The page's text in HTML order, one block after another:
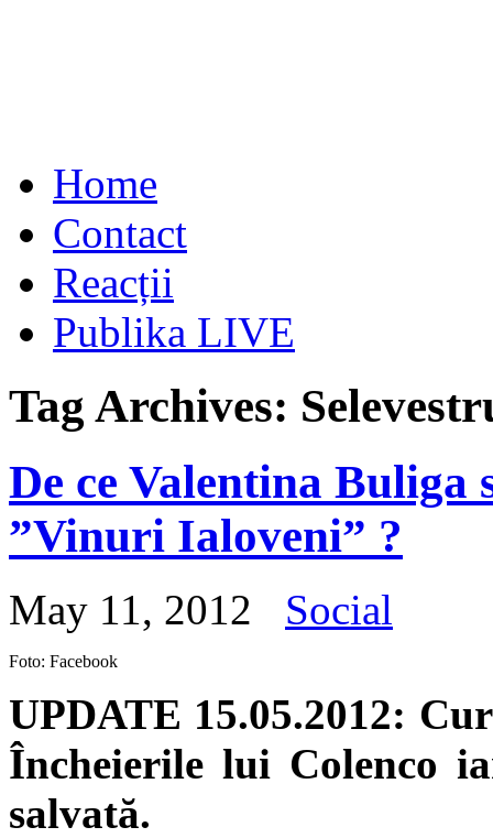
Home
Contact
Reacții
Publika LIVE
Tag Archives:
De ce Valentina Buliga
”Vinuri Ialoveni” ?
May 11, 2012 Social
Foto: Facebook
UPDATE 15.05.2012:
Încheierile lui Colenco
salvată.